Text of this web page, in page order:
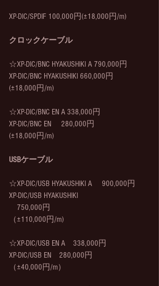
XP-DIC/SPDIF 100,000円(±18,000円/m)
クロックケーブル
☆XP-DIC/BNC HYAKUSHIKI A 790,000円
XP-DIC/BNC HYAKUSHIKI 660,000円
(±18,000円/m)
☆XP-DIC/BNC EN A 338,000円
XP-DIC/BNC EN 　280,000円
(±18,000円/m)
USBケーブル
☆XP-DIC/USB HYAKUSHIKI A 　900,000円
XP-DIC/USB HYAKUSHIKI
750,000円
（±110,000円/m)
☆XP-DIC/USB EN A　338,000円
XP-DIC/USB EN　280,000円
（±40,000円/m）